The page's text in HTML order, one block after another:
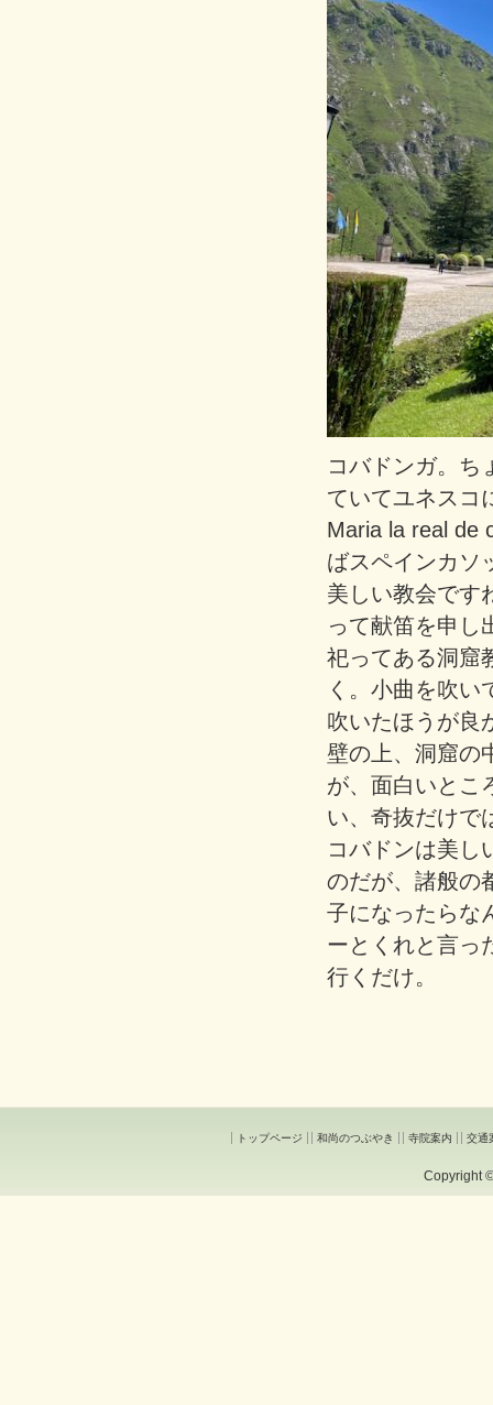
コバドンガ。ち
ていてユネスコ
Maria la real de
ばスペインカソ
美しい教会です
って献笛を申し
祀ってある洞窟
く。小曲を吹い
吹いたほうが
壁の上、洞窟
が、面白いとこ
い、奇抜だけで
コバドンは美し
のだが、諸般の
子になったらな
ーとくれと言っ
行くだけ。
トップページ 和尚のつぶやき 寺院案内 交通
Copyright